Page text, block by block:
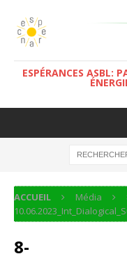
ESPÉRANCES ASBL:
ACCUEIL Média
8-